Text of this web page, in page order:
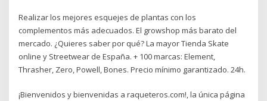
Realizar los mejores esquejes de plantas con los
complementos más adecuados. El growshop más barato del
mercado. ¿Quieres saber por qué? La mayor Tienda Skate
online y Streetwear de España. + 100 marcas: Element,
Thrasher, Zero, Powell, Bones. Precio mínimo garantizado. 24h.
¡Bienvenidos y bienvenidas a raqueteros.com!, la única página